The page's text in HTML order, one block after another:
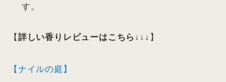
す。
【 詳しい香りレビューはこちら↓↓↓ 】
【ナイルの庭】